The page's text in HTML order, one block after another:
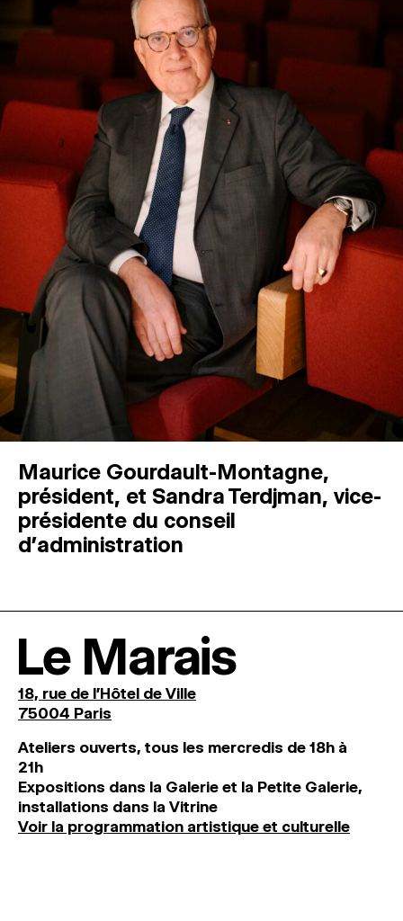
Maurice Gourdault-Montagne,
président, et Sandra Terdjman, vice-
présidente du conseil
d’administration
Le Marais
18, rue de l'Hôtel de Ville
75004 Paris
Ateliers ouverts, tous les mercredis de 18h à
21h
Expositions dans la Galerie et la Petite Galerie,
installations dans la Vitrine
Voir la programmation artistique et culturelle